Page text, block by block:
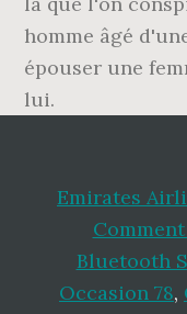
Emirates
Bluetooth
Occasion 78,